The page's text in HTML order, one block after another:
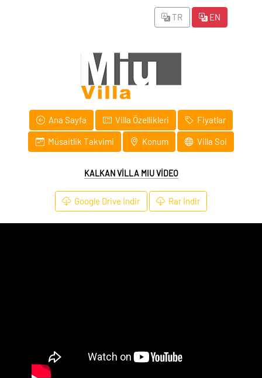
TR EN
Ana Sayfa Villa Özellikleri Fiyatlar
Müsaitlik Takvimi Konum Villa Soi
KALKAN VİLLA MIU VİDEO
Google Drive İndir Rar İndir